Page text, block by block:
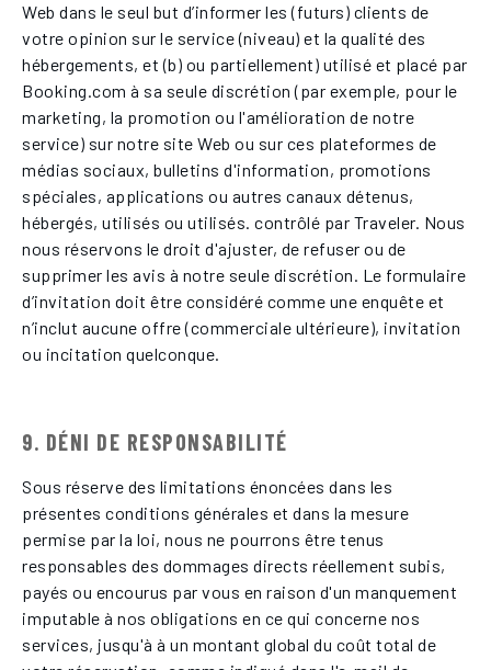
Web dans le seul but d’informer les (futurs) clients de
votre opinion sur le service (niveau) et la qualité des
hébergements, et (b) ou partiellement) utilisé et placé par
Booking.com à sa seule discrétion (par exemple, pour le
marketing, la promotion ou l'amélioration de notre
service) sur notre site Web ou sur ces plateformes de
médias sociaux, bulletins d'information, promotions
spéciales, applications ou autres canaux détenus,
hébergés, utilisés ou utilisés. contrôlé par Traveler. Nous
nous réservons le droit d'ajuster, de refuser ou de
supprimer les avis à notre seule discrétion. Le formulaire
d’invitation doit être considéré comme une enquête et
n’inclut aucune offre (commerciale ultérieure), invitation
ou incitation quelconque.
9. DÉNI DE RESPONSABILITÉ
Sous réserve des limitations énoncées dans les
présentes conditions générales et dans la mesure
permise par la loi, nous ne pourrons être tenus
responsables des dommages directs réellement subis,
payés ou encourus par vous en raison d'un manquement
imputable à nos obligations en ce qui concerne nos
services, jusqu'à à un montant global du coût total de